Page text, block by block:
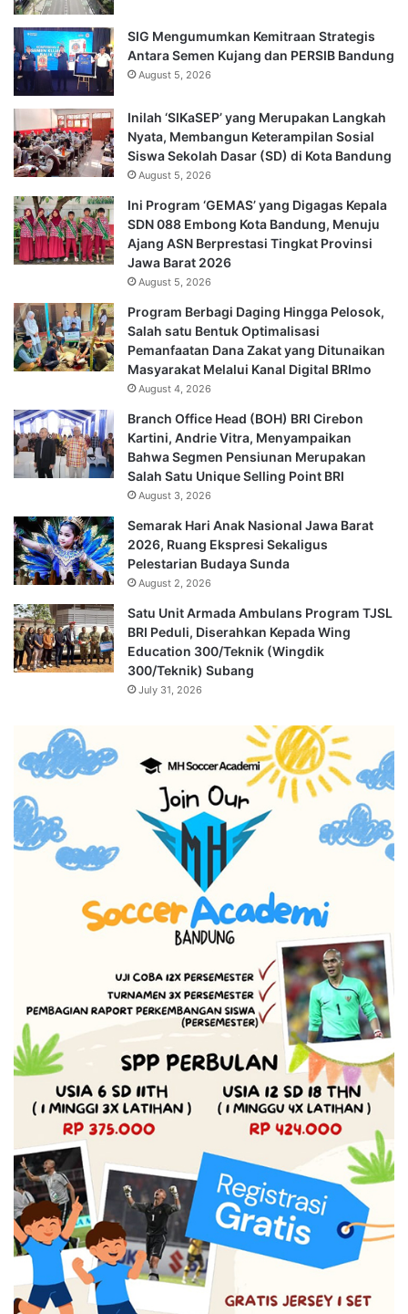
SIG Mengumumkan Kemitraan Strategis
Antara Semen Kujang dan PERSIB Bandung
August 5, 2026
Inilah ‘SIKaSEP’ yang Merupakan Langkah
Nyata, Membangun Keterampilan Sosial
Siswa Sekolah Dasar (SD) di Kota Bandung
August 5, 2026
Ini Program ‘GEMAS’ yang Digagas Kepala
SDN 088 Embong Kota Bandung, Menuju
Ajang ASN Berprestasi Tingkat Provinsi
Jawa Barat 2026
August 5, 2026
Program Berbagi Daging Hingga Pelosok,
Salah satu Bentuk Optimalisasi
Pemanfaatan Dana Zakat yang Ditunaikan
Masyarakat Melalui Kanal Digital BRImo
August 4, 2026
Branch Office Head (BOH) BRI Cirebon
Kartini, Andrie Vitra, Menyampaikan
Bahwa Segmen Pensiunan Merupakan
Salah Satu Unique Selling Point BRI
August 3, 2026
Semarak Hari Anak Nasional Jawa Barat
2026, Ruang Ekspresi Sekaligus
Pelestarian Budaya Sunda
August 2, 2026
Satu Unit Armada Ambulans Program TJSL
BRI Peduli, Diserahkan Kepada Wing
Education 300/Teknik (Wingdik
300/Teknik) Subang
July 31, 2026